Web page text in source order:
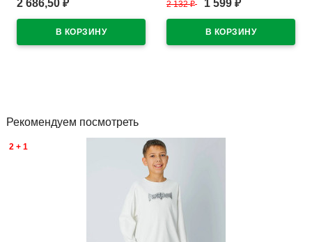
2 686,50 ₽
размерный ряд 32-37
арт.R818294765BK
2 132₽ 1 599 ₽
Рекомендуем посмотреть
2 + 1